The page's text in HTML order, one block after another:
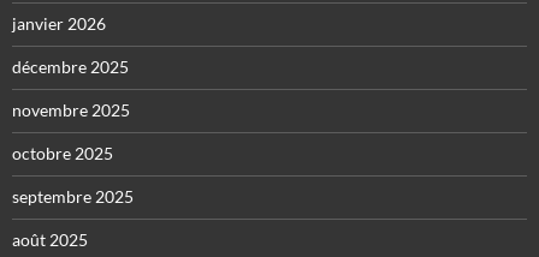
janvier 2026
décembre 2025
novembre 2025
octobre 2025
septembre 2025
août 2025